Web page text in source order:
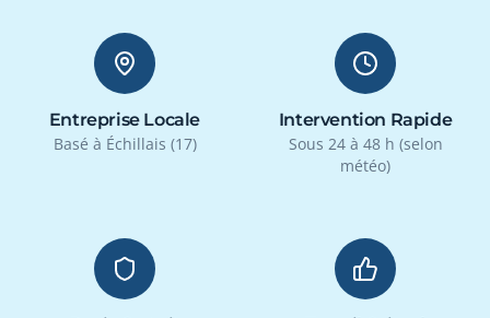
Entreprise Locale
Basé à Échillais (17)
Intervention Rapide
Sous 24 à 48 h (selon
météo)